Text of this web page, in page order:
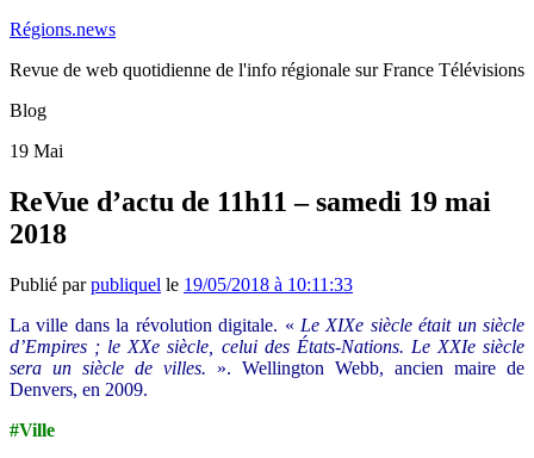
Régions.news
Revue de web quotidienne de l'info régionale sur France Télévisions
Blog
19 Mai
ReVue d’actu de 11h11 – samedi 19 mai
2018
Publié parpubliquel le 19/05/2018 à 10:11:33
La ville dans la révolution digitale. « Le XIXe siècle était un siècle
d’Empires ; le XXe siècle, celui des États-Nations. Le XXIe siècle
sera un siècle de villes. ». Wellington Webb, ancien maire de
Denvers, en 2009.
#Ville